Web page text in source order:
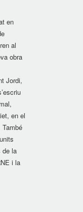
en
al
obra
Jordi,
en el
de la
i la